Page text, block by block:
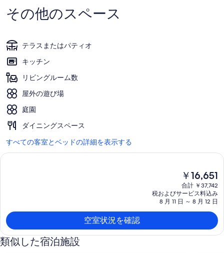
その他のスペース
テラスまたはパティオ
キッチン
リビングルーム数
屋外の遊び場
庭園
ダイニングスペース
すべての客室とベッドの詳細を表示する
現
在
の
料
金
￥16,651
で
￥16,651
合計 ￥37,742
税およびサービス料込み
8 月 11 日 ～ 8 月 12 日
空室状況を確認
類似した宿泊施設